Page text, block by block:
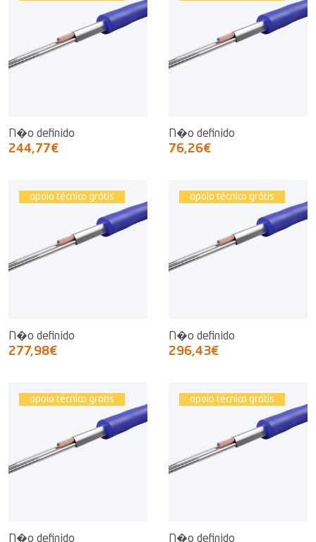
N�o definido
244,77€
N�o definido
76,26€
apoio técnico grátis
N�o definido
277,98€
apoio técnico grátis
N�o definido
296,43€
apoio técnico grátis
N�o definido
apoio técnico grátis
N�o definido